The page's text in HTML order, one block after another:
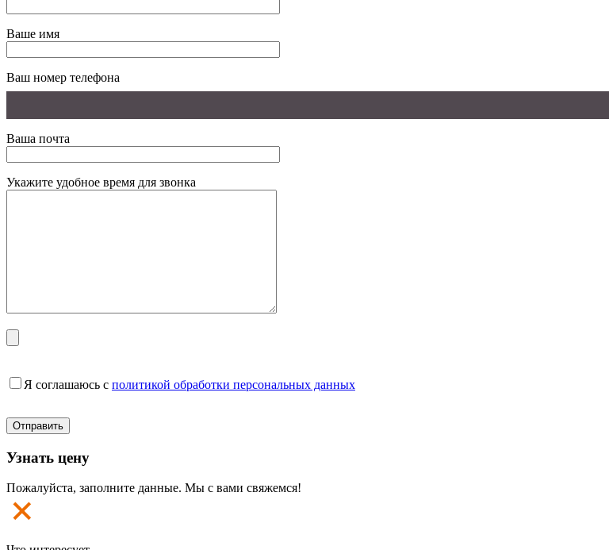
Ваше имя
Ваш номер телефона
Ваша почта
Укажите удобное время для звонка
Я соглашаюсь с политикой обработки персональных данных
Узнать цену
Пожалуйста, заполните данные. Мы с вами свяжемся!